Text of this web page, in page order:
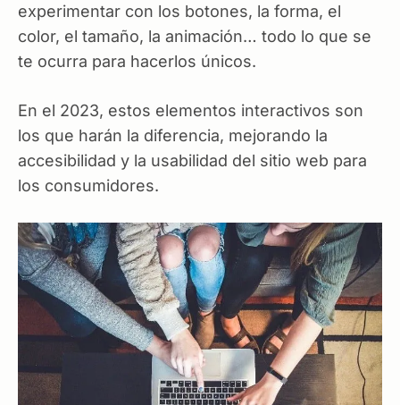
experimentar con los botones, la forma, el
color, el tamaño, la animación… todo lo que se
te ocurra para hacerlos únicos.
En el 2023, estos elementos interactivos son
los que harán la diferencia, mejorando la
accesibilidad y la usabilidad del sitio web para
los consumidores.